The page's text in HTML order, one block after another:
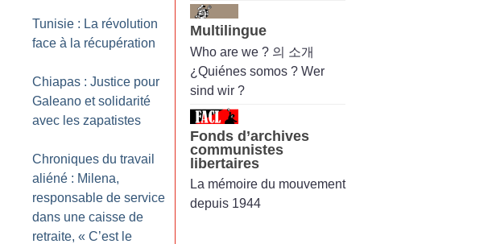
Tunisie : La révolution
face à la récupération
Chiapas : Justice pour
Galeano et solidarité
avec les zapatistes
Chroniques du travail
aliéné : Milena,
responsable de service
dans une caisse de
retraite, « C’est le
Multilingue
Who are we ? 의 소개
¿Quiénes somos ? Wer
sind wir ?
Fonds d’archives
communistes
libertaires
La mémoire du mouvement
depuis 1944